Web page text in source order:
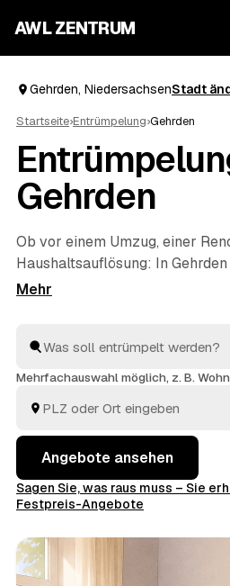
AWL ZENTRUM
Gehrden, NiedersachsenStadt
Startseite›Entrümpelung›Gehrden
Gehrden
Ob vor einem Umzug, einer
Haushaltsauflösung: In
Hausrat an, als man allein
Angebote von geprüften
bisRonnenbergund
Preise im Voraus raten.
Mehrfachauswahl möglich, z. B.
Angebote ansehen
Sagen Sie, was raus muss – Sie
Festpreis-Angebote